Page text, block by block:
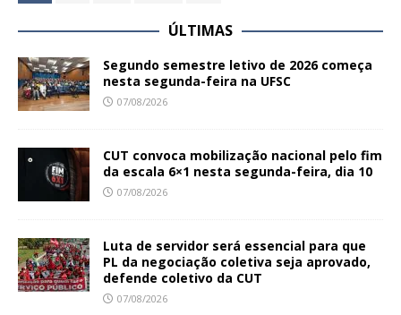
ÚLTIMAS
Segundo semestre letivo de 2026 começa
nesta segunda-feira na UFSC
07/08/2026
CUT convoca mobilização nacional pelo fim
da escala 6×1 nesta segunda-feira, dia 10
07/08/2026
Luta de servidor será essencial para que
PL da negociação coletiva seja aprovado,
defende coletivo da CUT
07/08/2026